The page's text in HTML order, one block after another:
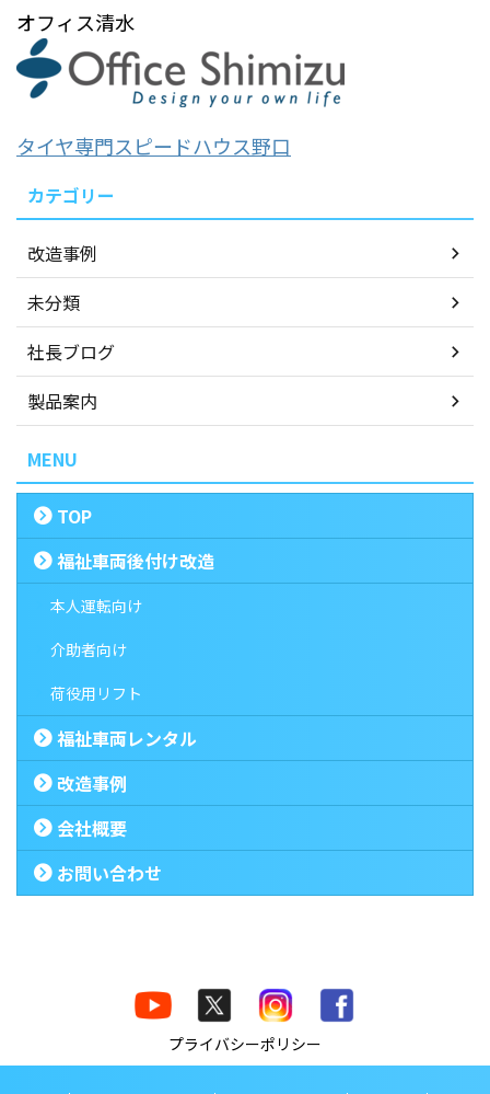
オフィス清水
タイヤ専門スピードハウス野口
カテゴリー
改造事例
未分類
社長ブログ
製品案内
MENU
TOP
福祉車両後付け改造
本人運転向け
介助者向け
荷役用リフト
福祉車両レンタル
改造事例
会社概要
お問い合わせ
プライバシーポリシー